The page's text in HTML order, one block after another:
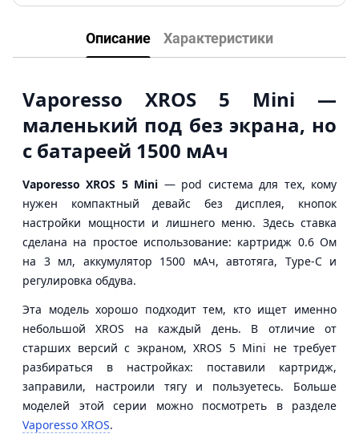
Описание Характеристики
Vaporesso XROS 5 Mini —
маленький под без экрана, но
с батареей 1500 мАч
Vaporesso XROS 5 Mini — pod система для тех, кому
нужен компактный девайс без дисплея, кнопок
настройки мощности и лишнего меню. Здесь ставка
сделана на простое использование: картридж 0.6 Ом
на 3 мл, аккумулятор 1500 мАч, автотяга, Type-C и
регулировка обдува.
Эта модель хорошо подходит тем, кто ищет именно
небольшой XROS на каждый день. В отличие от
старших версий с экраном, XROS 5 Mini не требует
разбираться в настройках: поставили картридж,
заправили, настроили тягу и пользуетесь. Больше
моделей этой серии можно посмотреть в разделе
Vaporesso XROS.